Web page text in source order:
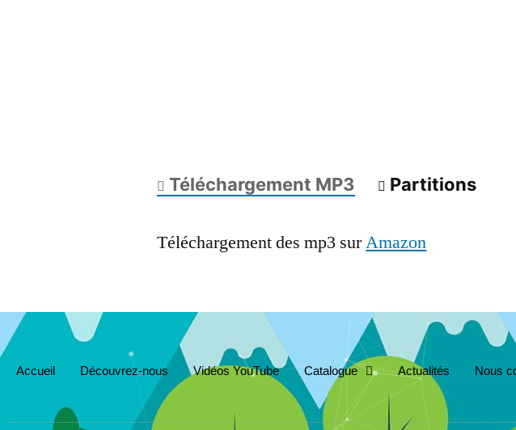
Téléchargement MP3 Partitions
Téléchargement des mp3 surAmazon
Accueil Découvrez-nous Vidéos YouTube Catalogue Actualités Nous